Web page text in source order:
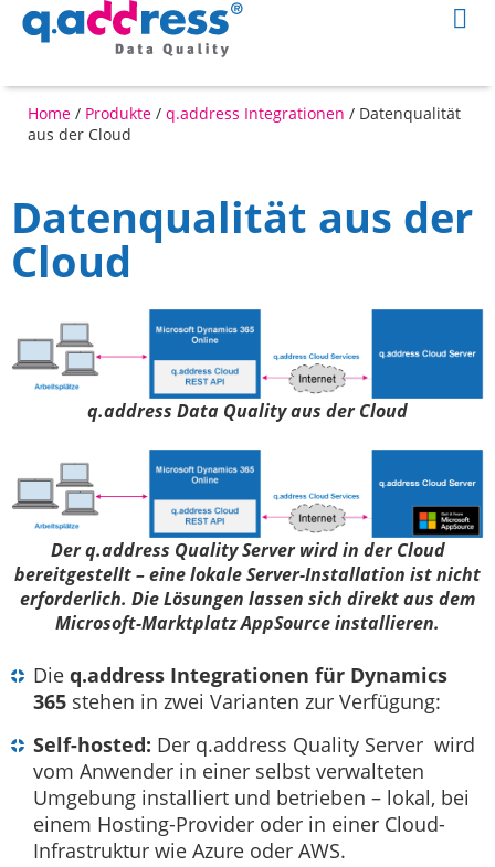
Home / Produkte / q.address Integrationen / Datenqualität
aus der Cloud
Datenqualität aus der
Cloud
q.address Data Quality aus der Cloud
Der q.address Quality Server wird in der Cloud
bereitgestellt – eine lokale Server-Installation ist nicht
erforderlich. Die Lösungen lassen sich direkt aus dem
Microsoft-Marktplatz AppSource installieren.
Die q.address Integrationen für Dynamics
365 stehen in zwei Varianten zur Verfügung:
Self-hosted: Der q.address Quality Server wird
vom Anwender in einer selbst verwalteten
Umgebung installiert und betrieben – lokal, bei
einem Hosting-Provider oder in einer Cloud-
Infrastruktur wie Azure oder AWS.